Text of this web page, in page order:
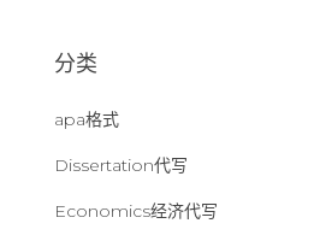
分类
apa格式
Dissertation代写
Economics经济代写